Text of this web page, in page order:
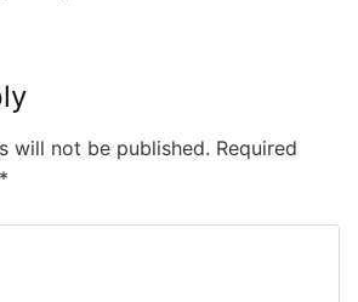
will not be published. Required
*